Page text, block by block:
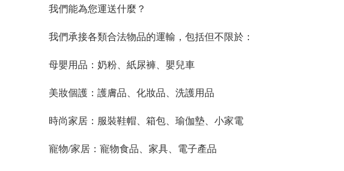
我們能為您運送什麼？
我們承接各類合法物品的運輸，包括但不限於：
母嬰用品：奶粉、紙尿褲、嬰兒車
美妝個護：護膚品、化妝品、洗護用品
時尚家居：服裝鞋帽、箱包、瑜伽墊、小家電
寵物/家居：寵物食品、家具、電子產品